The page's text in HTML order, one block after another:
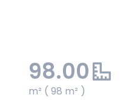
98.00
m² ( 98 m² )